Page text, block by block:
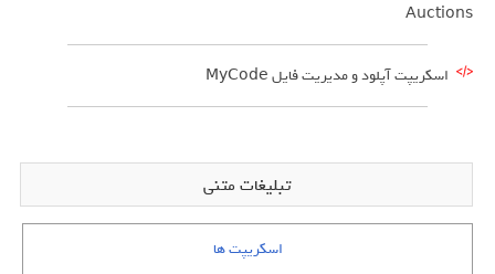
Auctions
اسکریپت آپلود و مدیریت فایل MyCode
تبلیغات متنی
اسکریپت ها